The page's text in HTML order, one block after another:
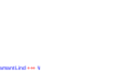
Lind+++Wir suchen Nachwuchs